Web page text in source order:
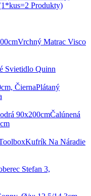
Produkty)
Vrchný Matrac Visco
Svietidlo Quinn
Plátaný
Čalúnená
Kufrík Na Náradie
Stefan 3,